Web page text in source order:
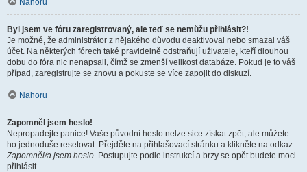
Nahoru
Byl jsem ve fóru zaregistrovaný, ale teď se nemůžu přihlásit?!
Je možné, že administrátor z nějakého důvodu deaktivoval nebo smazal váš
účet. Na některých fórech také pravidelně odstraňují uživatele, kteří dlouhou
dobu do fóra nic nenapsali, čímž se zmenší velikost databáze. Pokud je to váš
případ, zaregistrujte se znovu a pokuste se více zapojit do diskuzí.
Nahoru
Zapomněl jsem heslo!
Nepropadejte panice! Vaše původní heslo nelze sice získat zpět, ale můžete
ho jednoduše resetovat. Přejděte na přihlašovací stránku a klikněte na odkaz
Zapomněl/a jsem heslo. Postupujte podle instrukcí a brzy se opět budete moci
přihlásit.